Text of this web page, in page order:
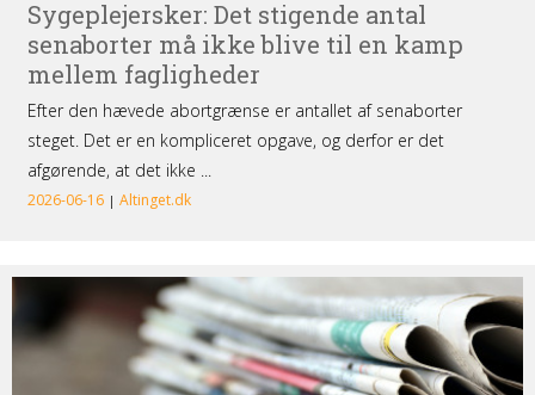
Tilmeld
dig
nyhedsbrevet